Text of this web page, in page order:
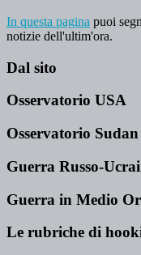
In questa pagina puoi
notizie dell'ultim'ora.
Dal sito
Osservatorio USA
Osservatorio Sudan
Guerra Russo-
Guerra in Medio
Le rubriche di